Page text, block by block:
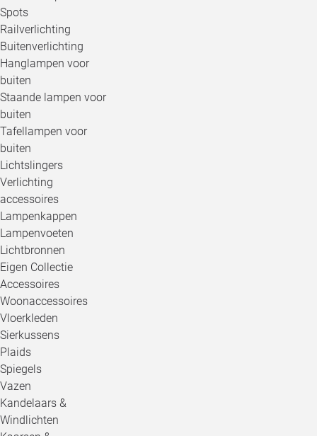
Spots
Railverlichting
Buitenverlichting
Hanglampen voor
buiten
Staande lampen voor
buiten
Tafellampen voor
buiten
Lichtslingers
Verlichting
accessoires
Lampenkappen
Lampenvoeten
Lichtbronnen
Eigen Collectie
Accessoires
Woonaccessoires
Vloerkleden
Sierkussens
Plaids
Spiegels
Vazen
Kandelaars &
Windlichten